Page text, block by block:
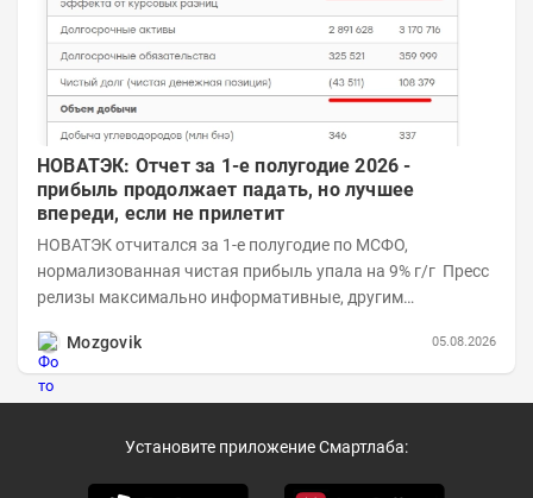
НОВАТЭК: Отчет за 1-е полугодие 2026 -
прибыль продолжает падать, но лучшее
впереди, если не прилетит
НОВАТЭК отчитался за 1-е полугодие по МСФО,
нормализованная чистая прибыль упала на 9% г/г Пресс
релизы максимально информативные, другим
Mozgovik
05.08.2026
Установите приложение Смартлаба: